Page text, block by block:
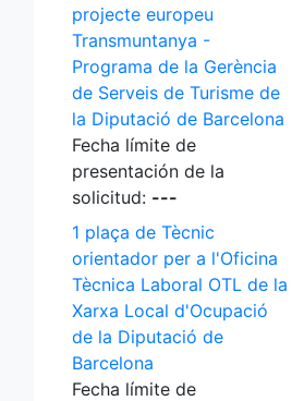
projecte europeu
Transmuntanya -
Programa de la Gerència
de Serveis de Turisme de
la Diputació de Barcelona
Fecha límite de
presentación de la
solicitud: ---
1 plaça de Tècnic
orientador per a l'Oficina
Tècnica Laboral OTL de la
Xarxa Local d'Ocupació
de la Diputació de
Barcelona
Fecha límite de